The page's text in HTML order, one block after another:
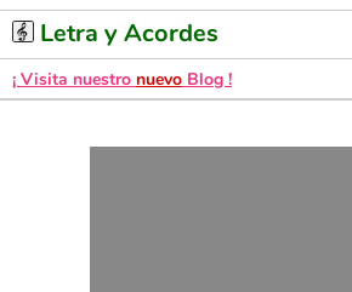
Letra y Acordes
¡ Visita nuestro nuevo Blog !